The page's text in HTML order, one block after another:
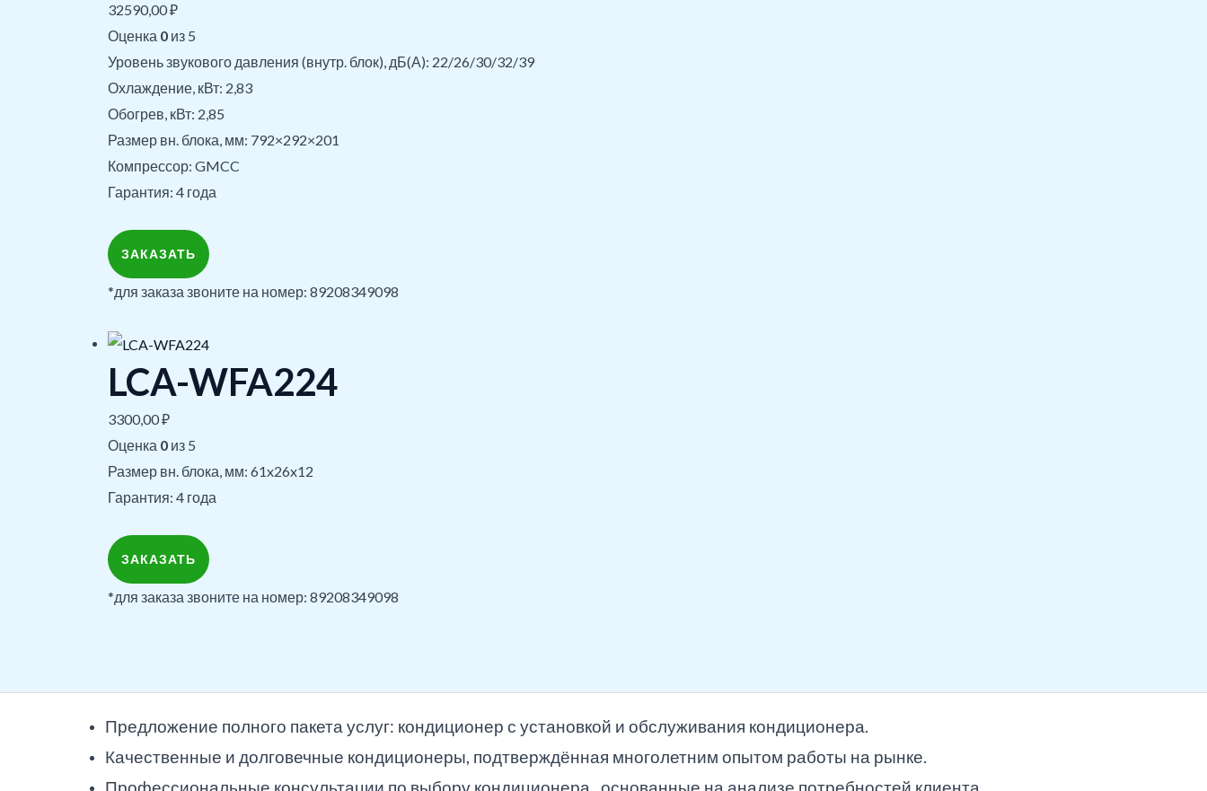
32590,00₽
Оценка 0 из 5
Уровень звукового давления (внутр. блок), дБ(А): 22/26/30/32/39
Охлаждение, кВт: 2,83
Обогрев, кВт: 2,85
Размер вн. блока, мм: 792×292×201
Компрессор: GMCC
Гарантия: 4 года
ЗАКАЗАТЬ
*для заказа звоните на номер: 89208349098
LCA-WFA224
3300,00₽
Оценка 0 из 5
Размер вн. блока, мм: 61x26x12
Гарантия: 4 года
ЗАКАЗАТЬ
*для заказа звоните на номер: 89208349098
Предложение полного пакета услуг: кондиционер с установкой и обслуживания кондиционера.
Качественные и долговечные кондиционеры, подтверждённая многолетним опытом работы на рынке.